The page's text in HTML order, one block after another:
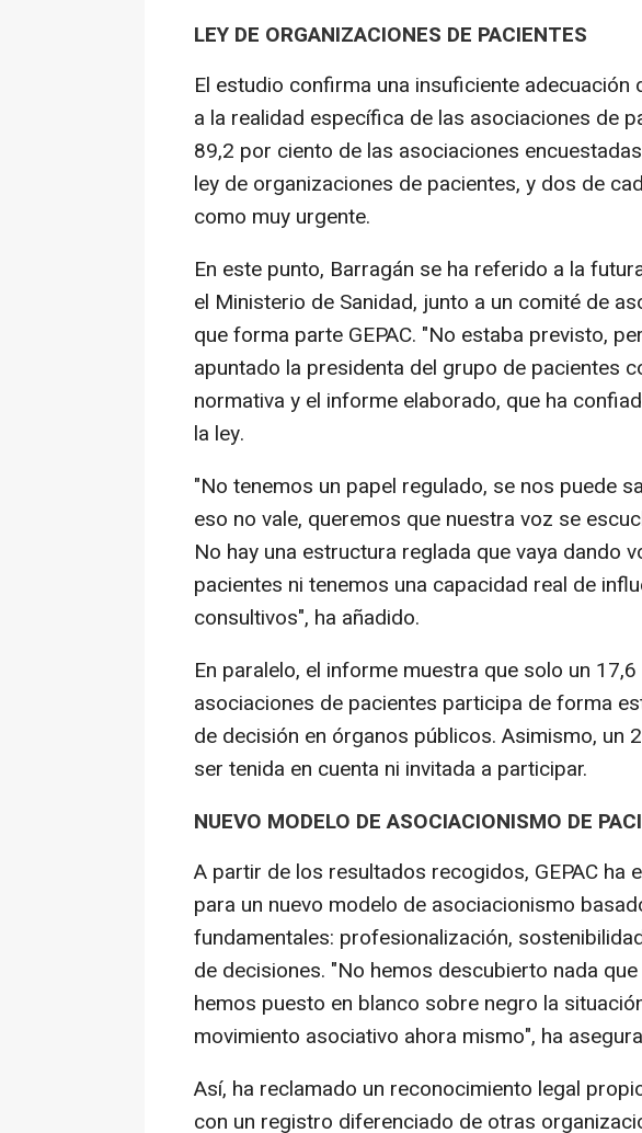
LEY DE ORGANIZACIONES DE PACIENTES
El estudio confirma una insuficiente
a la realidad específica de las asociaciones de
89,2 por ciento de las asociaciones
ley de organizaciones de pacientes, y dos de
como muy urgente.
En este punto, Barragán se ha referido a la
el Ministerio de Sanidad, junto a un comité de
que forma parte GEPAC. "No estaba previsto,
apuntado la presidenta del grupo de pacientes
normativa y el informe elaborado, que ha
la ley.
"No tenemos un papel regulado, se nos puede
eso no vale, queremos que nuestra voz se
No hay una estructura reglada que vaya dando
pacientes ni tenemos una capacidad real de
consultivos", ha añadido.
En paralelo, el informe muestra que solo un
asociaciones de pacientes participa de forma
de decisión en órganos públicos. Asimismo, un
ser tenida en cuenta ni invitada a participar.
NUEVO MODELO DE ASOCIACIONISMO DE
A partir de los resultados recogidos, GEPAC ha
para un nuevo modelo de asociacionismo
fundamentales: profesionalización,
de decisiones. "No hemos descubierto nada
hemos puesto en blanco sobre negro la
movimiento asociativo ahora mismo", ha
Así, ha reclamado un reconocimiento legal
con un registro diferenciado de otras